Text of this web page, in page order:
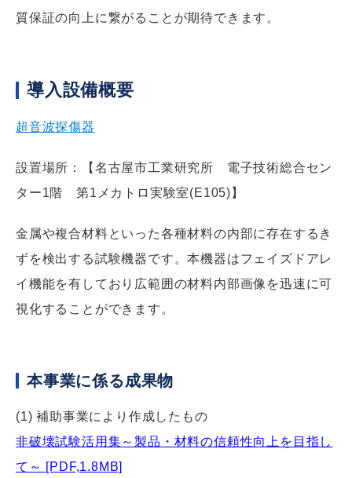
質保証の向上に繋がることが期待できます。
導入設備概要
超音波探傷器
設置場所：【名古屋市工業研究所 電子技術総合セン
ター1階 第1メカトロ実験室(E105)】
金属や複合材料といった各種材料の内部に存在するき
ずを検出する試験機器です。本機器はフェイズドアレ
イ機能を有しており広範囲の材料内部画像を迅速に可
視化することができます。
本事業に係る成果物
(1) 補助事業により作成したもの
非破壊試験活用集～製品・材料の信頼性向上を目指し
て～ [PDF,1.8MB]